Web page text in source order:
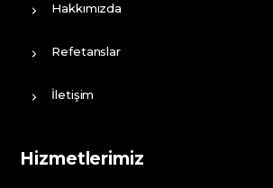
Hakkımızda
Refetanslar
İletişim
Hizmetlerimiz